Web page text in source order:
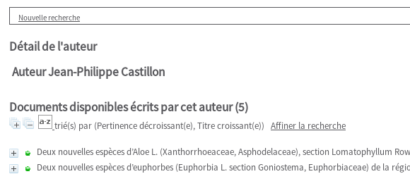
Nouvelle recherche
Détail de l'auteur
Auteur Jean-Philippe Castillon
Documents disponibles écrits par cet auteur (5)
trié(s) par (Pertinence décroissant(e), Titre croissant(e)) Affiner la recherche
Deux nouvelles espèces d’Aloe L. (Xanthorrhoeaceae, Asphodelaceae), section Lomatophyllum
Deux nouvelles espèces d’euphorbes (Euphorbia L. section Goniostema, Euphorbiaceae) de la